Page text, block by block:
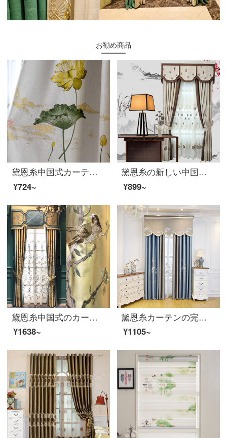
お勧め商品
黛恩糸中国式カーテン客間北欧简约模仿カシミヤ寝室の窓の遮光布のカーテンの完成品をカスタマイズした蓮池の月の色-緑の紗の幅一メートル(加工無料)
¥724~
黛恩糸の新しい中国式の古典的なカーテンの翻り窓の紗のカーテンの遮光カーテンの布の刺繍中国風のカーテンの寝室の書斎の布の1メートルごとに（カーテンの頭の側を加工して部品をつづり合わせますと別に計算します）は何メートルを要して何メートル撮りますか？
¥899~
黛恩糸中国式のカーテンリビングルームの書斎の古典大気中国風のシミュレーションシルクの花や鳥の刺繍のカーテンの完成品を注文して作られた赤や金色（黄色）の布毎メートル（加工は無料で、カーテンやアクセサリーなどは別途計算されます）
¥1638~
黛恩糸カーテンの完成品は現代簡単で、新しい中国式のシームレスなカーテンをつないで、リビングルームの遮光布をカスタマイズします。一：池の月色の布の幅は一メートルです。（固定幅：5.3メートル/6.3メートル/7.8メートル）
¥1105~